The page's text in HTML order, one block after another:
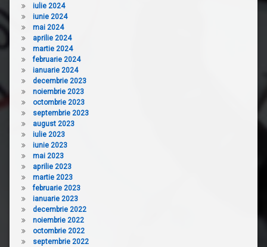
iulie 2024
iunie 2024
mai 2024
aprilie 2024
martie 2024
februarie 2024
ianuarie 2024
decembrie 2023
noiembrie 2023
octombrie 2023
septembrie 2023
august 2023
iulie 2023
iunie 2023
mai 2023
aprilie 2023
martie 2023
februarie 2023
ianuarie 2023
decembrie 2022
noiembrie 2022
octombrie 2022
septembrie 2022